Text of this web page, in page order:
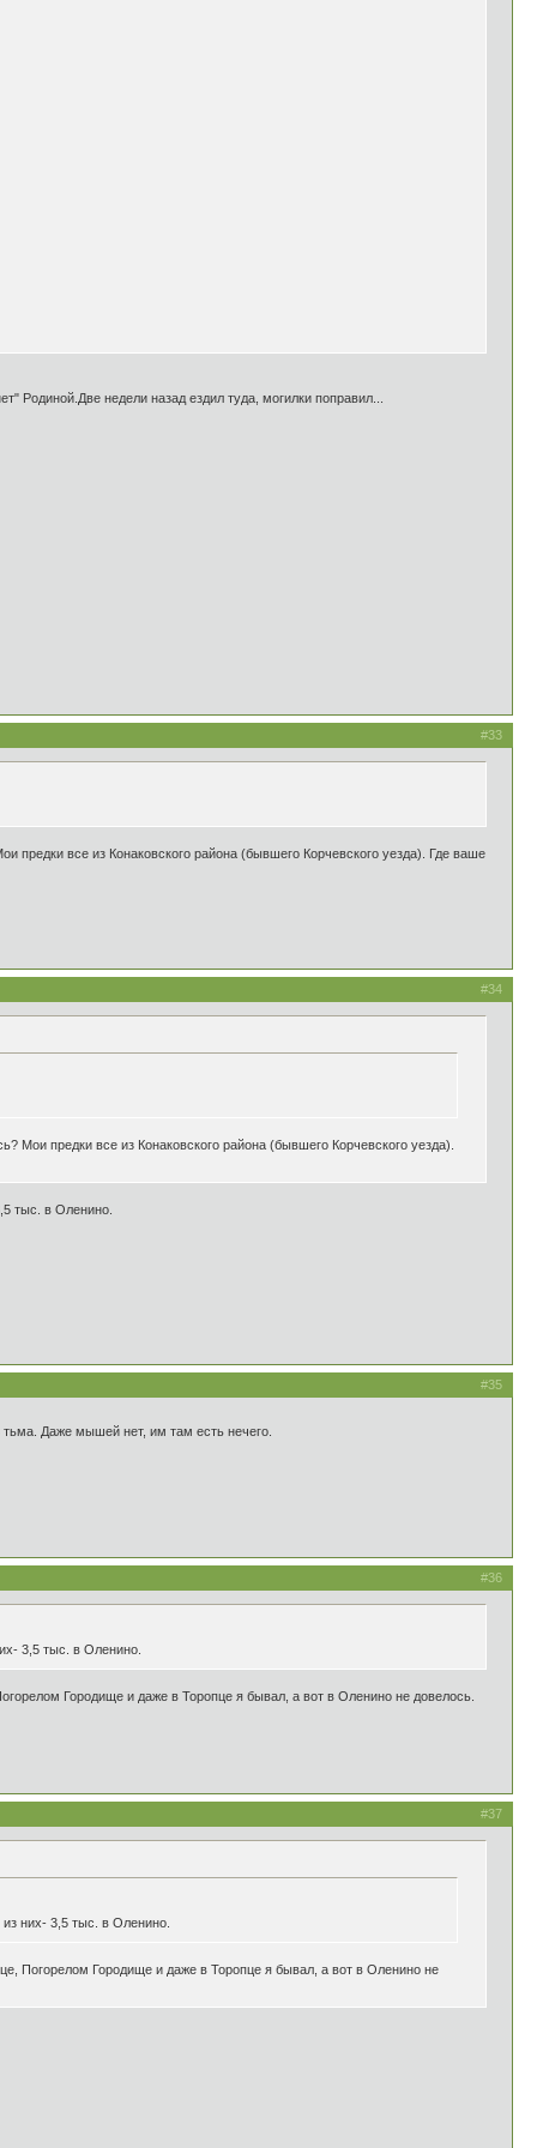
Родиной.Две недели назад ездил туда, могилки поправил...
#33
все из Конаковского района (бывшего Корчевского уезда). Где ваше
#34
предки все из Конаковского района (бывшего Корчевского уезда).
тыс. в Оленино.
#35
Даже мышей нет, им там есть нечего.
#36
3,5 тыс. в Оленино.
Городище и даже в Торопце я бывал, а вот в Оленино не довелось.
#37
них- 3,5 тыс. в Оленино.
Погорелом Городище и даже в Торопце я бывал, а вот в Оленино не